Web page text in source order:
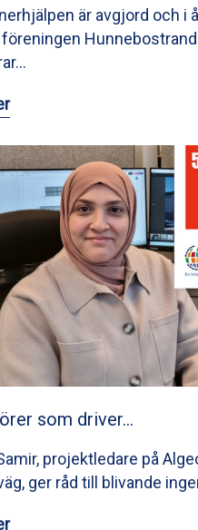
är avgjord och i
som driver…
projektledare på
ger råd till blivande